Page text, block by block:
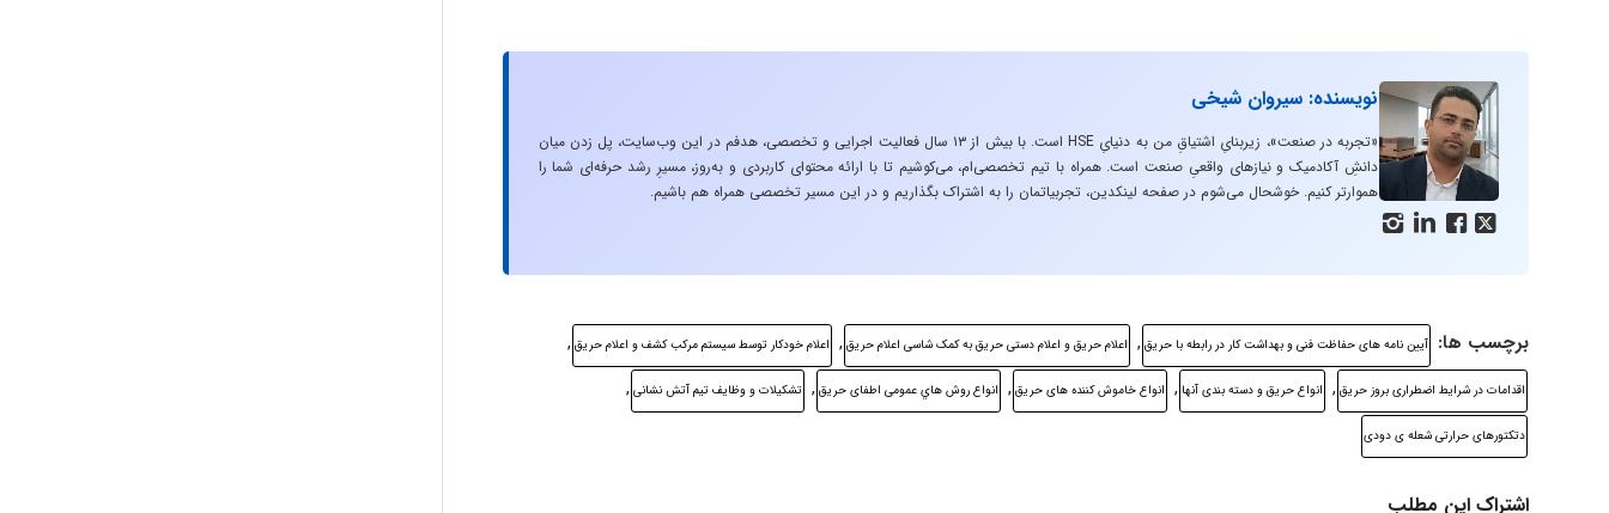
   
نویسنده: سیروان شیخی
«تجربه در صنعت»، زیربنایِ اشتیاقِ من به دنیایِ HSE است. با بیش از ۱۳ سال فعالیت اجرایی و تخصصی، هدفم در این وب‌سایت، پل زدن میان
دانشِ آکادمیک و نیازهای واقعیِ صنعت است. همراه با تیم تخصصی‌ام، می‌کوشیم تا با ارائه محتوای کاربردی و به‌روز، مسیرِ رشد حرفه‌ای شما را
هموارتر کنیم. خوشحال می‌شوم در صفحه لینکدین، تجربیاتمان را به اشتراک بگذاریم و در این مسیر تخصصی همراه هم باشیم.
برچسب ها: آيين نامه های حفاظت فنی و بهداشت كار در رابطه با حريق , اعلام حريق و اعلام دستی حريق به كمک شاسی اعلام حريق , اعلام خودكار توسط سيستم مركب كشف و اعلام حريق ,
اقدامات در شرايط اضطراری بروز حريق , انواع حريق و دسته بندی آنها , انواع خاموش كننده های حريق , انواع روش هاي عمومی اطفای حريق , تشكيلات و وظايف تيم آتش نشانی ,
دتكتورهای حرارتی شعله ی دودی
اشتراک این مطلب